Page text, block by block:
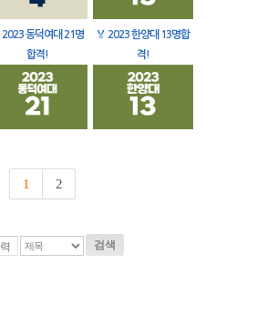
2023 동덕여대 21명
합격!
🏅 2023 한양대 13명합
격!
1 2
검색